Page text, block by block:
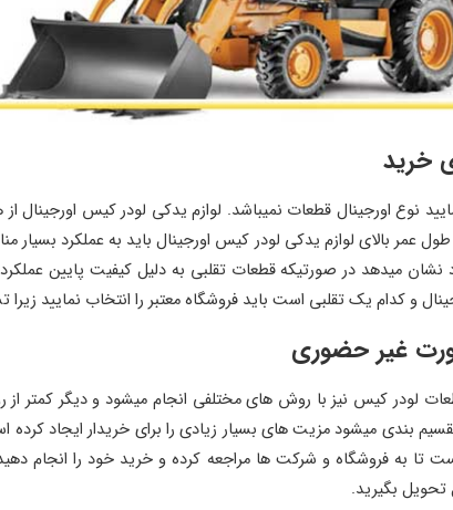
خرید
نوع اورجینال قطعات نمیباشد. لوازم یدکی لودر کیس
طول عمر بالای لوازم یدکی لودر کیس اورجینال باید به عملکرد
میدهد در صورتیکه قطعات تقلبی به دلیل کیفیت پایین
و کدام یک تقلبی است باید فروشگاه معتبر را انتخاب نمایید
غیر حضوری
لودر کیس نیز با روش های مختلفی انجام میشود و دیگر کمتر
بندی میشود مزیت های بسیار زیادی را برای خریدار ایجاد
تا به فروشگاه و شرکت ها مراجعه کرده و خرید خود را انجام
تحویل بگیرید.